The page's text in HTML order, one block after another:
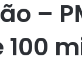
–
100